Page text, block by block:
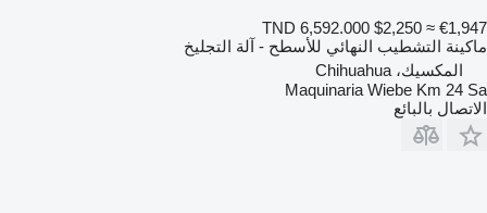
TND 6,592.000 $2,250 ≈ €1,947
ماكينة التشطيب النهائي للأسطح - آلة التجليخ
المكسيك، Chihuahua
Maquinaria Wiebe Km 24 Sa
الاتصال بالبائع